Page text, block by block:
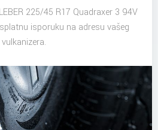
225/45 R17 Quadraxer 3 94V
isporuku na adresu vašeg
vulkanizera.